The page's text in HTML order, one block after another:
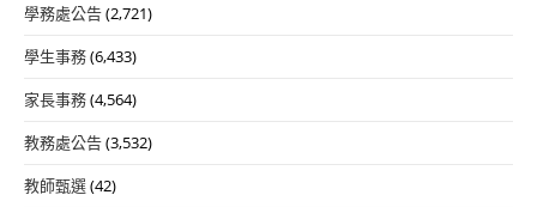
學務處公告(2,721)
學生事務(6,433)
家長事務(4,564)
教務處公告(3,532)
教師甄選(42)